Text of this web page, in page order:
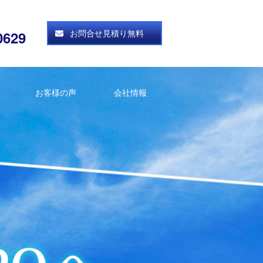
お問合せ見積り無料
お客様の声 会社情報